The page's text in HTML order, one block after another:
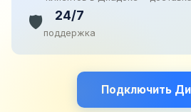
🛡️ 24/7
поддержка
Подключить